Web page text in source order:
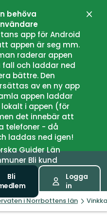
behöva
app för Android
appen är seg mm.
raderar appen
fall och laddar ned
bättre. Den
av en ny app
appen laddar
i appen (för
det innebär att
telefoner - då
laddas ned igen!
GuiderLän
Bli kund
Bli
Logga
in
i Norrbottens län